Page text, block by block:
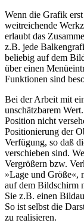
Wenn die Grafik
weitreichende
erlaubt das
z.B. jede
beliebig auf dem
über einen
Funktionen sind
Bei der Arbeit mit
unschätzbarem
Position nicht
Positionierung der
Verfügung, so daß
verschieben sind.
Vergrößern bzw.
»Lage und Größe«,
auf dem Bildschirm
Sie z.B. einen
So ist selbst die
zu realisieren.